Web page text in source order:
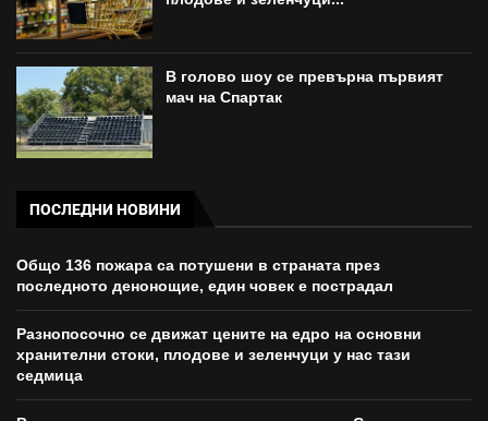
В голово шоу се превърна първият
мач на Спартак
ПОСЛЕДНИ НОВИНИ
Общо 136 пожара са потушени в страната през
последното денонощие, един човек е пострадал
Разнопосочно се движат цените на едро на основни
хранителни стоки, плодове и зеленчуци у нас тази
седмица